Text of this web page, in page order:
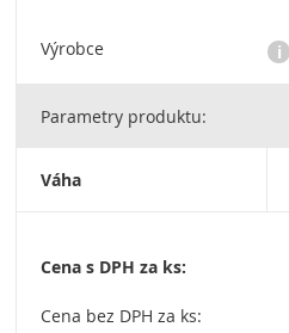
Výrobce i
Značka AGRO je dlouholetým
vlastní zkušenosti v pěstitelské
Parametry produktu:
Váha
Cena s DPH za ks:
Cena bez DPH za ks: